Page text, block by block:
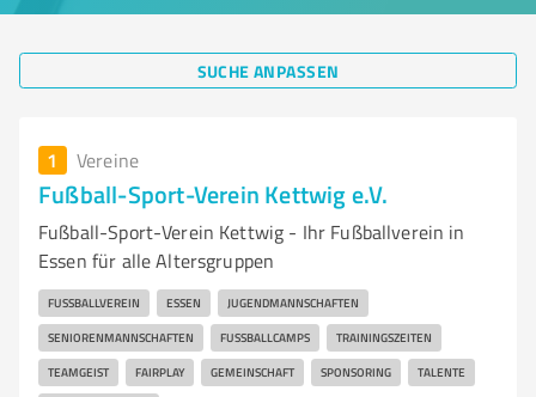
SUCHE ANPASSEN
1 Vereine
Fußball-Sport-Verein Kettwig e.V.
Fußball-Sport-Verein Kettwig - Ihr Fußballverein in
Essen für alle Altersgruppen
FUSSBALLVEREIN ESSEN JUGENDMANNSCHAFTEN
SENIORENMANNSCHAFTEN FUSSBALLCAMPS TRAININGSZEITEN
TEAMGEIST FAIRPLAY GEMEINSCHAFT SPONSORING TALENTE